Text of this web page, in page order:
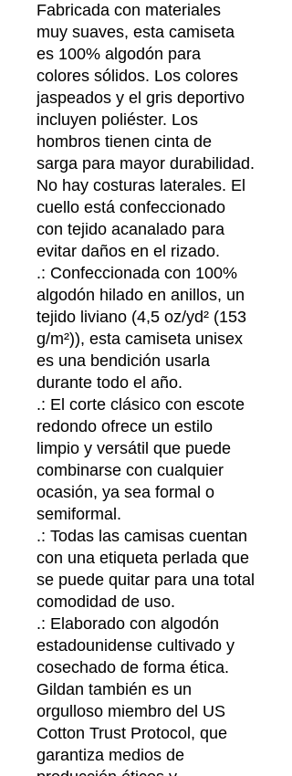
Fabricada con materiales
muy suaves, esta camiseta
es 100% algodón para
colores sólidos. Los colores
jaspeados y el gris deportivo
incluyen poliéster. Los
hombros tienen cinta de
sarga para mayor durabilidad.
No hay costuras laterales. El
cuello está confeccionado
con tejido acanalado para
evitar daños en el rizado.
.: Confeccionada con 100%
algodón hilado en anillos, un
tejido liviano (4,5 oz/yd² (153
g/m²)), esta camiseta unisex
es una bendición usarla
durante todo el año.
.: El corte clásico con escote
redondo ofrece un estilo
limpio y versátil que puede
combinarse con cualquier
ocasión, ya sea formal o
semiformal.
.: Todas las camisas cuentan
con una etiqueta perlada que
se puede quitar para una total
comodidad de uso.
.: Elaborado con algodón
estadounidense cultivado y
cosechado de forma ética.
Gildan también es un
orgulloso miembro del US
Cotton Trust Protocol, que
garantiza medios de